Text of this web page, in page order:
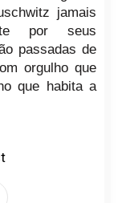
jamais
por seus
passadas de
orgulho que
que habita a